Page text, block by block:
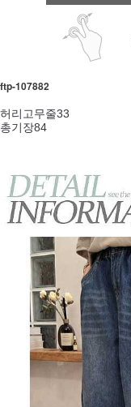
ftp- 107882
허리고무줄33
총기장84